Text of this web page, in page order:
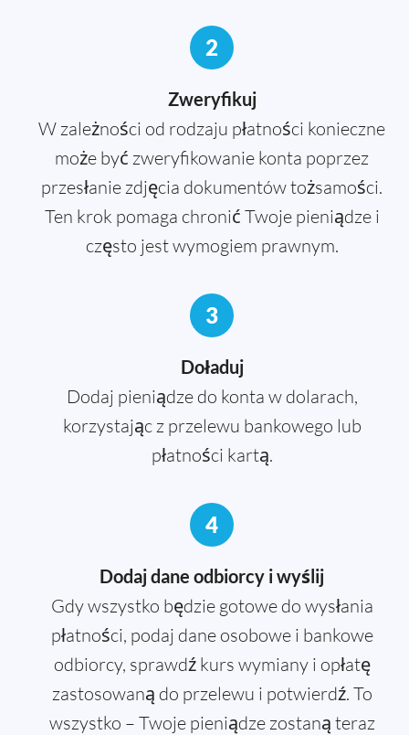
2
Zweryfikuj
W zależności od rodzaju płatności konieczne
może być zweryfikowanie konta poprzez
przesłanie zdjęcia dokumentów tożsamości.
Ten krok pomaga chronić Twoje pieniądze i
często jest wymogiem prawnym.
3
Doładuj
Dodaj pieniądze do konta w dolarach,
korzystając z przelewu bankowego lub
płatności kartą.
4
Dodaj dane odbiorcy i wyślij
Gdy wszystko będzie gotowe do wysłania
płatności, podaj dane osobowe i bankowe
odbiorcy, sprawdź kurs wymiany i opłatę
zastosowaną do przelewu i potwierdź. To
wszystko – Twoje pieniądze zostaną teraz